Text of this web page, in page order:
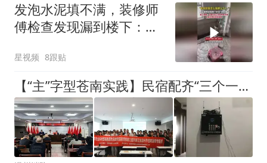
发泡水泥填不满，装修师
傅检查发现漏到楼下：出
星视频 8跟贴
【“主”字型苍南实践】民宿配齐“三个一”，暑期旅居踏实游玩安心